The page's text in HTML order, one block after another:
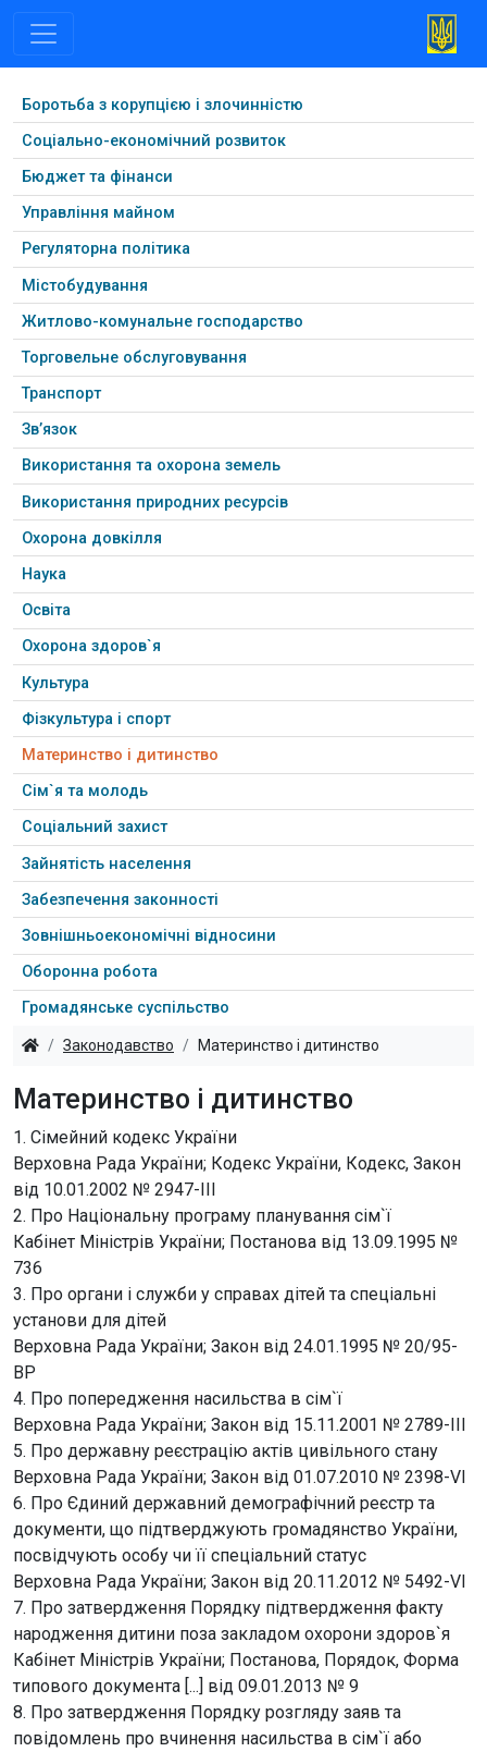
Боротьба з корупцією і злочинністю
Соціально-економічний розвиток
Бюджет та фінанси
Управління майном
Регуляторна політика
Містобудування
Житлово-комунальне господарство
Торговельне обслуговування
Транспорт
Зв’язок
Використання та охорона земель
Використання природних ресурсів
Охорона довкілля
Наука
Освіта
Охорона здоров`я
Культура
Фізкультура і спорт
Материнство і дитинство
Сім`я та молодь
Соціальний захист
Зайнятість населення
Забезпечення законності
Зовнішньоекономічні відносини
Оборонна робота
Громадянське суспільство
Законодавство Материнство і дитинство
Материнство і дитинство
1. Сімейний кодекс України
Верховна Рада України; Кодекс України, Кодекс, Закон
від 10.01.2002 № 2947-III
2. Про Національну програму планування сім`ї
Кабінет Міністрів України; Постанова від 13.09.1995 №
736
3. Про органи і служби у справах дітей та спеціальні
установи для дітей
Верховна Рада України; Закон від 24.01.1995 № 20/95-
ВР
4. Про попередження насильства в сім`ї
Верховна Рада України; Закон від 15.11.2001 № 2789-III
5. Про державну реєстрацію актів цивільного стану
Верховна Рада України; Закон від 01.07.2010 № 2398-VI
6. Про Єдиний державний демографічний реєстр та
документи, що підтверджують громадянство України,
посвідчують особу чи її спеціальний статус
Верховна Рада України; Закон від 20.11.2012 № 5492-VI
7. Про затвердження Порядку підтвердження факту
народження дитини поза закладом охорони здоров`я
Кабінет Міністрів України; Постанова, Порядок, Форма
типового документа [...] від 09.01.2013 № 9
8. Про затвердження Порядку розгляду заяв та
повідомлень про вчинення насильства в сім`ї або